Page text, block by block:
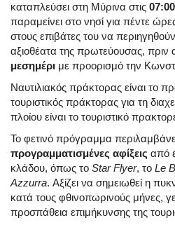
καταπλεύσει στη Μύρινα στις
παραμείνει στο νησί για πέντε
στους επιβάτες του να
αξιοθέατα της πρωτεύουσας, πριν
μεσημέρι με προορισμό την
Ναυτιλιακός πράκτορας είναι το
τουριστικός πράκτορας για τη
πλοίου είναι το τουριστικό
Το φετινό πρόγραμμα
προγραμματισμένες αφίξεις από
κλάδου, όπως το Star Flyer, το Le
Azzurra. Αξίζει να σημειωθεί η
κατά τους φθινοπωρινούς μήνες,
προσπάθεια επιμήκυνσης της